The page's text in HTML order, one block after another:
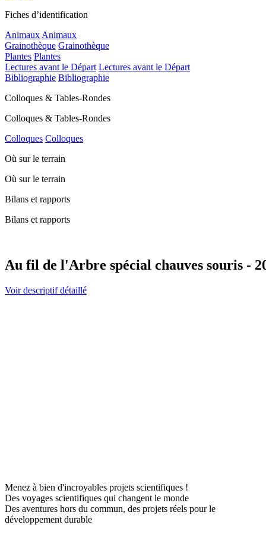
Fiches d’identification
Animaux Animaux
Grainothèque Grainothèque
Plantes Plantes
Lectures avant le Départ Lectures avant le Départ
Bibliographie Bibliographie
Colloques & Tables-Rondes
Colloques & Tables-Rondes
Colloques Colloques
Où sur le terrain
Où sur le terrain
Bilans et rapports
Bilans et rapports
Au fil de l'Arbre spécial chauves souris -
Voir descriptif détaillé
Menez à bien d'incroyables projets scientifiques !
Des voyages scientifiques qui changent le monde
Des aventures hors du commun, des projets réels pour le
développement durable